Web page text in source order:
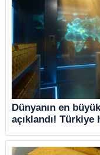
Dünyanın en
açıklandı! Türkiye